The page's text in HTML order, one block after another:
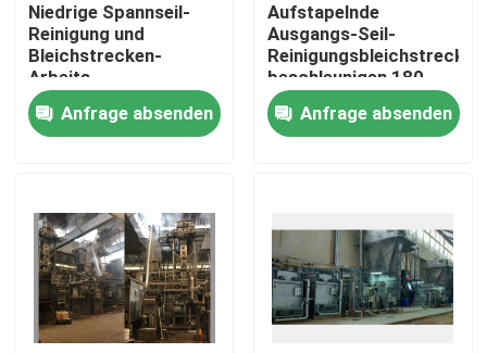
Produkte
Über uns
Niedrige Spannseil-
Reinigung und
Bleichstrecken-
Arbeits-
energiesparende 1-
jährige Garantie
Anfrage absenden
Aufstapelnde
Ausgangs-Seil-
Reinigungsbleichstrecke
beschleunigen 180
M-/Minenergieeinsparung
Anfrage absenden